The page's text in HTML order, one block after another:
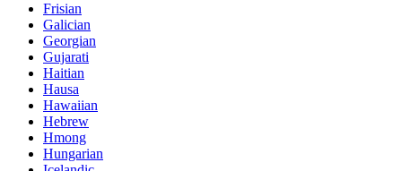
Frisian
Galician
Georgian
Gujarati
Haitian
Hausa
Hawaiian
Hebrew
Hmong
Hungarian